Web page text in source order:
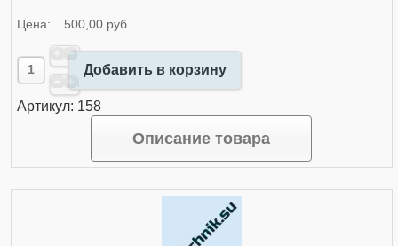
Цена: 500,00 руб
Добавить в корзину
Артикул: 158
Описание товара